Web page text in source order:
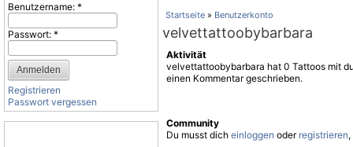
Benutzername: *
Passwort: *
Registrieren
Passwort vergessen
Startseite » Benutzerkonto
velvettattoobybarbara
Aktivität
velvettattoobybarbara hat 0 Tattoos mit
einen Kommentar geschrieben.
Community
Du musst dich einloggen oder registrieren